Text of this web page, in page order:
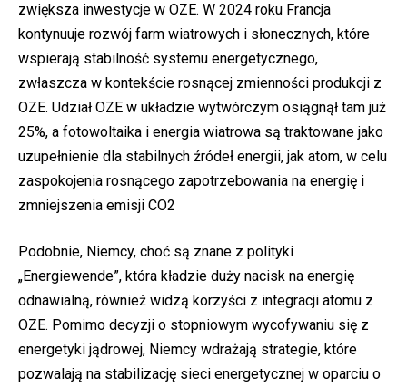
zwiększa inwestycje w OZE. W 2024 roku Francja
kontynuuje rozwój farm wiatrowych i słonecznych, które
wspierają stabilność systemu energetycznego,
zwłaszcza w kontekście rosnącej zmienności produkcji z
OZE. Udział OZE w układzie wytwórczym osiągnął tam już
25%, a fotowoltaika i energia wiatrowa są traktowane jako
uzupełnienie dla stabilnych źródeł energii, jak atom, w celu
zaspokojenia rosnącego zapotrzebowania na energię i
zmniejszenia emisji CO2
Podobnie, Niemcy, choć są znane z polityki
„Energiewende”, która kładzie duży nacisk na energię
odnawialną, również widzą korzyści z integracji atomu z
OZE. Pomimo decyzji o stopniowym wycofywaniu się z
energetyki jądrowej, Niemcy wdrażają strategie, które
pozwalają na stabilizację sieci energetycznej w oparciu o